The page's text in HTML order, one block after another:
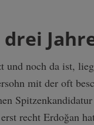
drei
und noch da ist,
mit der oft
recht Erdoğan